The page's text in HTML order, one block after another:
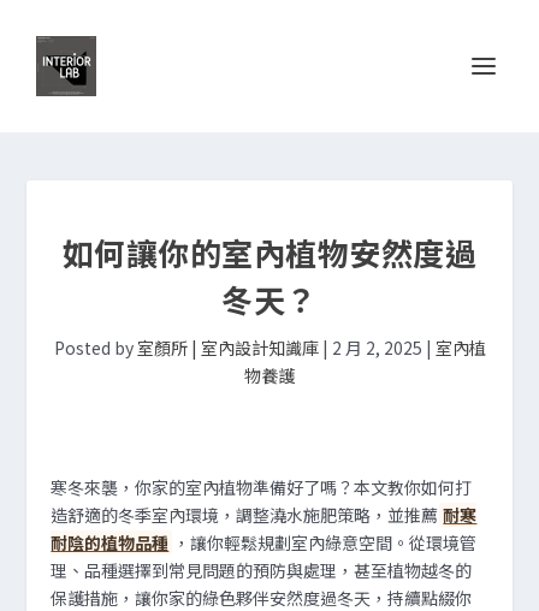
如何讓你的室內植物安然度過
冬天？
Posted by 室顏所 | 室內設計知識庫| 2 月 2, 2025 | 室內植
物養護
寒冬來襲，你家的室內植物準備好了嗎？本文教你如何打
造舒適的冬季室內環境，調整澆水施肥策略，並推薦 耐寒
耐陰的植物品種 ，讓你輕鬆規劃室內綠意空間。從環境管
理、品種選擇到常見問題的預防與處理，甚至植物越冬的
保護措施，讓你家的綠色夥伴安然度過冬天，持續點綴你